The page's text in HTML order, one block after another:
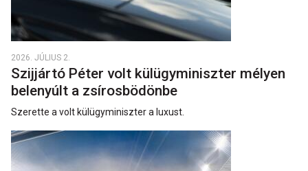
2026. JÚLIUS 2.
Szijjártó Péter volt külügyminiszter mélyen
belenyúlt a zsírosbödönbe
Szerette a volt külügyminiszter a luxust.